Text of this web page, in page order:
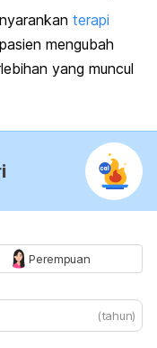
terapi
mengubah
yang muncul
Perempuan
(tahun)